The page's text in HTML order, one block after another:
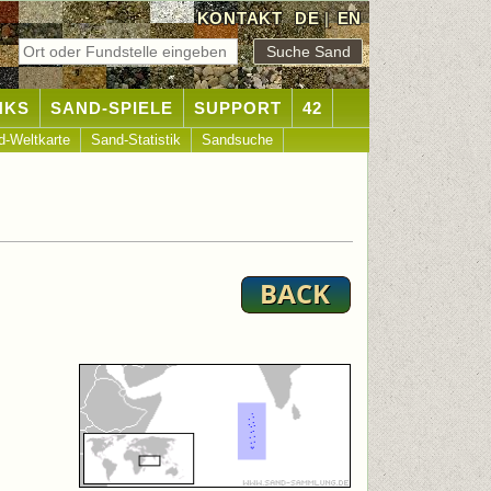
KONTAKT DE|EN
SAND-SPIELE SUPPORT 42
Weltkarte Sand-Statistik Sandsuche